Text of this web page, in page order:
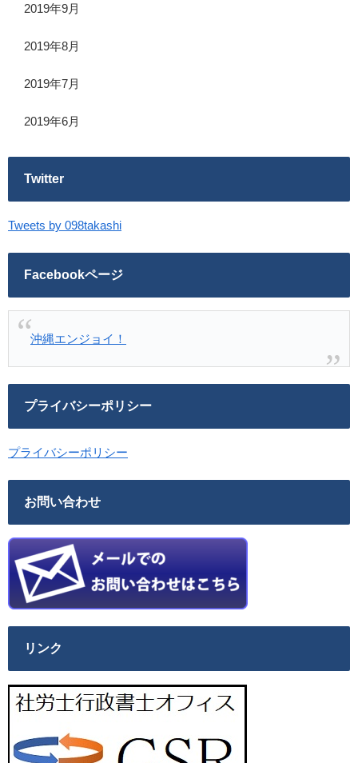
2019年9月
2019年8月
2019年7月
2019年6月
Twitter
Tweets by 098takashi
Facebookページ
沖縄エンジョイ！
プライバシーポリシー
プライバシーポリシー
お問い合わせ
リンク